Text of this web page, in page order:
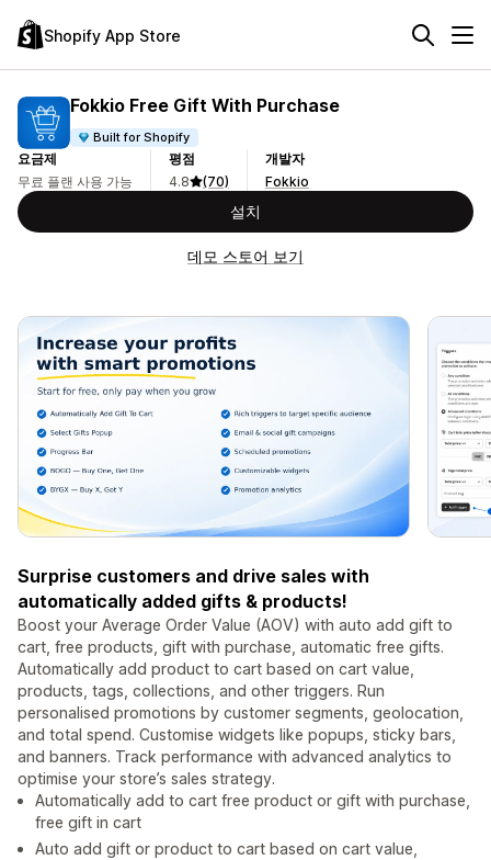
Shopify App Store
Fokkio Free Gift With Purchase
Built for Shopify
요금제
무료 플랜 사용 가능
평점
4.8
(70)
개발자
Fokkio
설치
데모 스토어 보기
Surprise customers and drive sales with
automatically added gifts & products!
Boost your Average Order Value (AOV) with auto add gift to
cart, free products, gift with purchase, automatic free gifts.
Automatically add product to cart based on cart value,
products, tags, collections, and other triggers. Run
personalised promotions by customer segments, geolocation,
and total spend. Customise widgets like popups, sticky bars,
and banners. Track performance with advanced analytics to
optimise your store’s sales strategy.
Automatically add to cart free product or gift with purchase,
free gift in cart
Auto add gift or product to cart based on cart value,